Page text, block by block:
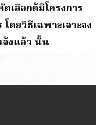
ดเลือกด้มีโครงการ
ดยวิธีเฉพาะเจาะจง
จ้งแล้ว นั้น